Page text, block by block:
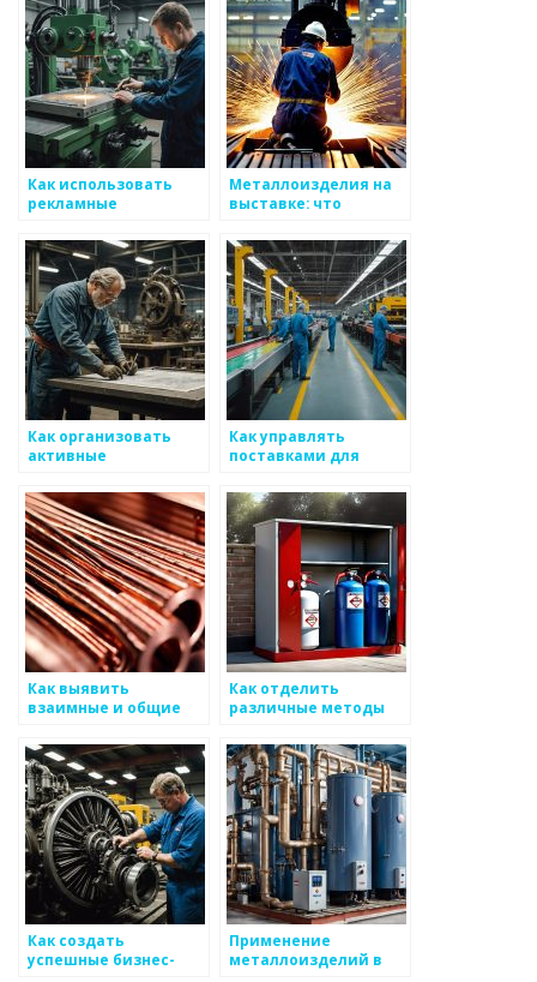
металоизделий
Как использовать
рекламные
продвижения
металлоизделий
Металлоизделия на
выставке: что
Как организовать
активные
для взаимодействия
с клиентами по
металоизделиям
Как управлять
поставками для
производству
металоизделий
Как выявить
взаимные и общие
партнерами в
области
металоизделий
Как отделить
различные методы
повышения сборов в
сфере
металоизделий
Как создать
успешные бизнес-
Применение
металлоизделий в